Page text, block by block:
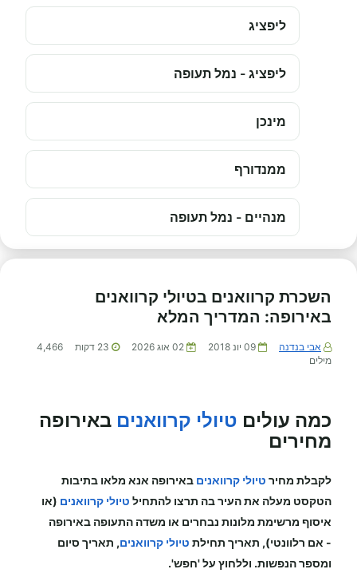
ליפציג
ליפציג - נמל תעופה
מינכן
ממנדורף
מנהיים - נמל תעופה
השכרת קרוואנים בטיולי קרוואנים
באירופה: המדריך המלא
אבי בנדנה 09 יונ 2018 02 אוג 2026 23 דקות
4,466
מילים
כמה עולים טיולי קרוואנים באירופה
מחירים
לקבלת מחיר טיולי קרוואנים באירופה אנא מלאו בתיבות
הטקסט מעלה את העיר בה תרצו להתחיל טיולי קרוואנים (או
איסוף מרשימת מלונות נבחרים או משדה התעופה באירופה
- אם רלוונטי), תאריך תחילת טיולי קרוואנים, תאריך סיום
ומספר הנפשות. וללחוץ על 'חפש'.